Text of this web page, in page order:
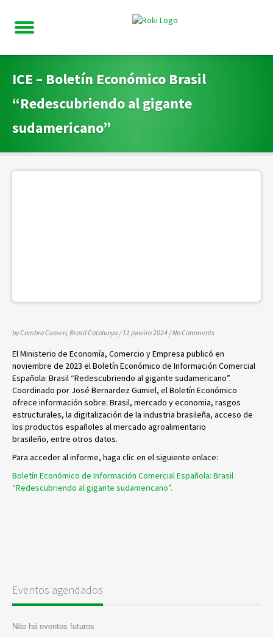
ICE – Boletín Económico Brasil
“Redescubriendo al gigante
sudamericano”
by Cambra Comerç Brasil Catalunya / 11 janeiro 2024 /No Comments
El Ministerio de Economía, Comercio y Empresa publicó en
noviembre de 2023 el Boletín Económico de Información Comercial
Española: Brasil “Redescubriendo al gigante sudamericano”.
Coordinado por José Bernardez Gumiel, el Boletín Económico
ofrece información sobre: Brasil, mercado y economia, rasgos
estructurales, la digitalización de la industria brasileña, acceso de
los productos españoles al mercado agroalimentario
brasileño, entre otros datos.
Para acceder al informe, haga clic en el siguiente enlace:
Boletín Económico de Información Comercial Española: Brasil
“Redescubriendo al gigante sudamericano”.
Eventos agendados
Não há eventos futuros